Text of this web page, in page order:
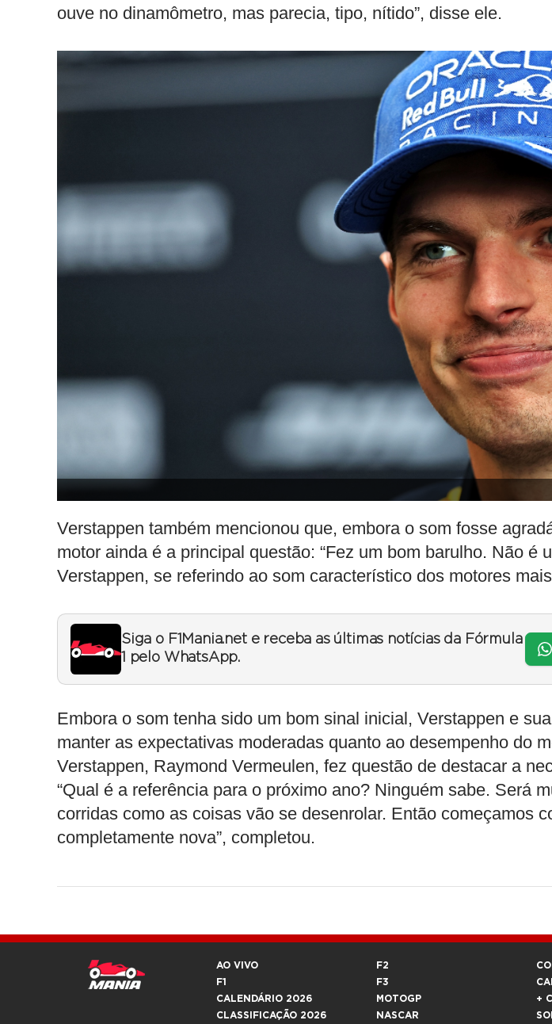
ouve no dinamômetro, mas parecia, tipo, nítido”, disse ele.
Verstappen também mencionou que, embora o som fosse
motor ainda é a principal questão: “Fez um bom barulho. Não é
Verstappen, se referindo ao som característico dos motores
Siga o F1Mania.net e receba as últimas notícias da Fórmula
1 pelo WhatsApp.
Embora o som tenha sido um bom sinal inicial, Verstappen e
manter as expectativas moderadas quanto ao desempenho do
Verstappen, Raymond Vermeulen, fez questão de destacar a
“Qual é a referência para o próximo ano? Ninguém sabe. Será
corridas como as coisas vão se desenrolar. Então começamos
completamente nova”, completou.
AO VIVO
F1
CALENDÁRIO 2026
CLASSIFICAÇÃO 2026
F2
F3
MOTOGP
NASCAR
+